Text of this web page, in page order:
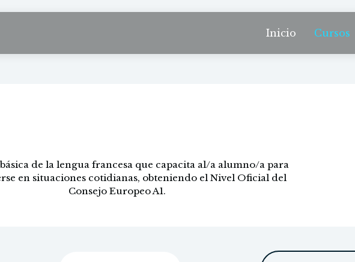
Inicio Cursos
de la lengua francesa que capacita al/a alumno/a para
en situaciones cotidianas, obteniendo el Nivel Oficial del
Consejo Europeo A1.